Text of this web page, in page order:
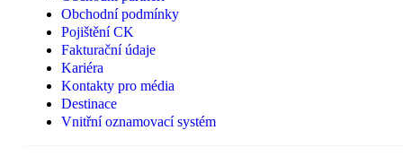
Obchodní podmínky
Pojištění CK
Fakturační údaje
Kariéra
Kontakty pro média
Destinace
Vnitřní oznamovací systém